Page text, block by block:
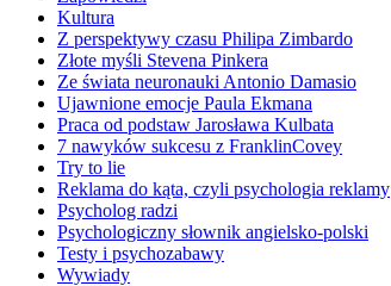
Kultura
Z perspektywy czasu Philipa Zimbardo
Złote myśli Stevena Pinkera
Ze świata neuronauki Antonio Damasio
Ujawnione emocje Paula Ekmana
Praca od podstaw Jarosława Kulbata
7 nawyków sukcesu z FranklinCovey
Try to lie
Reklama do kąta, czyli psychologia reklamy
Psycholog radzi
Psychologiczny słownik angielsko-polski
Testy i psychozabawy
Wywiady